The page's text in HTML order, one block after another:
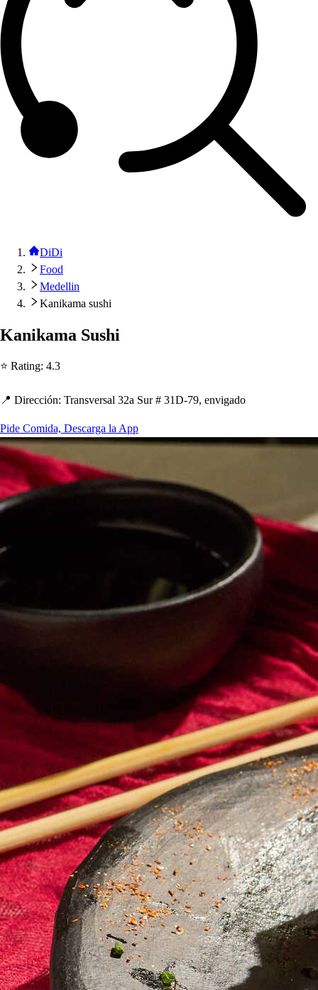
DiDi
Food
Medellin
Kanikama sushi
Kanikama Sushi
⭐ Rating: 4.3
📍 Dirección: Transversal 32a Sur # 31D-79, envigado
Pide Comida, Descarga la App